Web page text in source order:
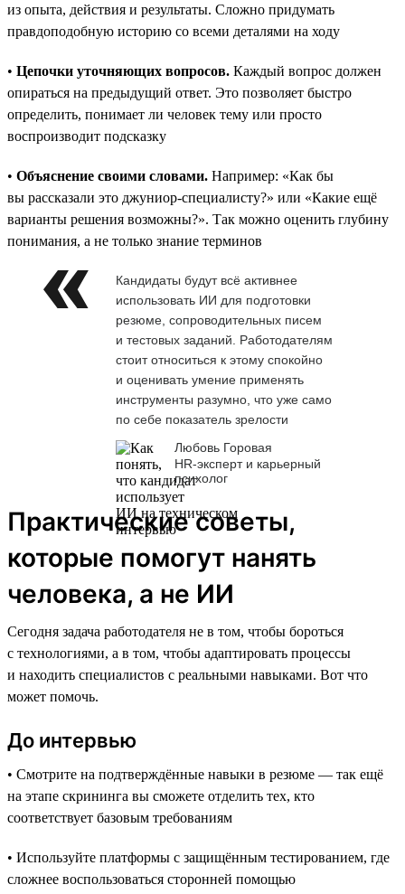
из опыта, действия и результаты. Сложно придумать
правдоподобную историю со всеми деталями на ходу
• Цепочки уточняющих вопросов. Каждый вопрос должен
опираться на предыдущий ответ. Это позволяет быстро
определить, понимает ли человек тему или просто
воспроизводит подсказку
• Объяснение своими словами. Например: «Как бы
вы рассказали это джуниор-специалисту?» или «Какие ещё
варианты решения возможны?». Так можно оценить глубину
понимания, а не только знание терминов
Кандидаты будут всё активнее
использовать ИИ для подготовки
резюме, сопроводительных писем
и тестовых заданий. Работодателям
стоит относиться к этому спокойно
и оценивать умение применять
инструменты разумно, что уже само
по себе показатель зрелости
Любовь Горовая
HR-эксперт и карьерный
психолог
Практические советы,
которые помогут нанять
человека, а не ИИ
Сегодня задача работодателя не в том, чтобы бороться
с технологиями, а в том, чтобы адаптировать процессы
и находить специалистов с реальными навыками. Вот что
может помочь.
До интервью
• Смотрите на подтверждённые навыки в резюме — так ещё
на этапе скрининга вы сможете отделить тех, кто
соответствует базовым требованиям
• Используйте платформы с защищённым тестированием, где
сложнее воспользоваться сторонней помощью